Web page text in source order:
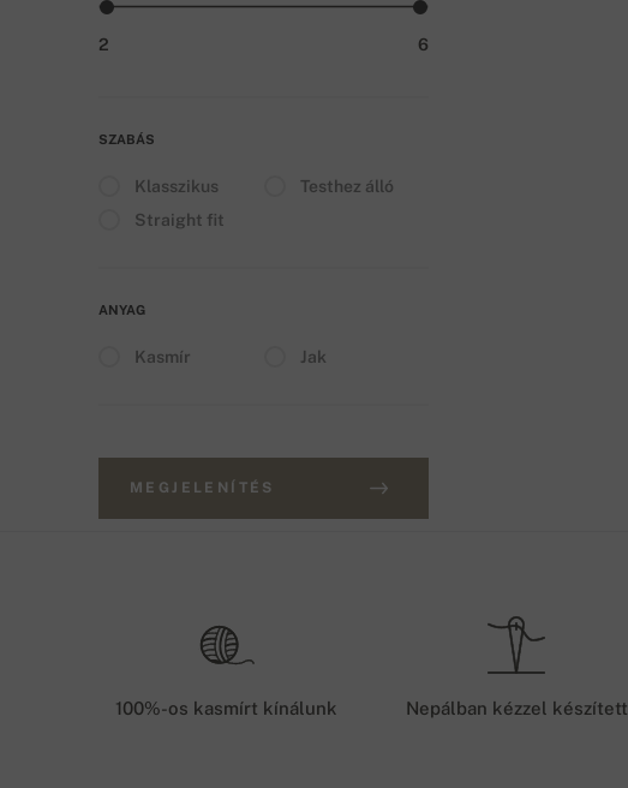
2 6
SZABÁS
Klasszikus
Testhez álló
Straight fit
ANYAG
Kasmír Jak
MEGJELENÍTÉS
100%-os kasmírt kínálunk Nepálban kézzel készített